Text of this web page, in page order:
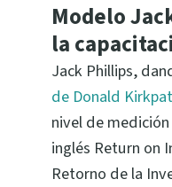
Modelo
la
Jack Phillips,
de Donald
nivel de
inglés Return on
Retorno de la